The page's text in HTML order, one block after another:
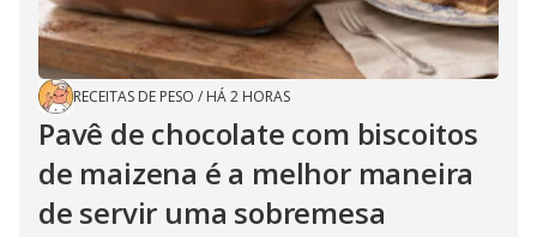
RECEITAS DE PESO / HÁ 2 HORAS
Pavê de chocolate com biscoitos
de maizena é a melhor maneira
de servir uma sobremesa